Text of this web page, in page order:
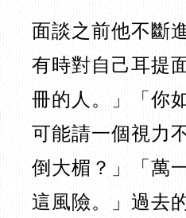
面談之前他不斷
有時對自己耳提
冊的人。」「你
可能請一個視力
倒大楣？」「萬
這風險。」過去